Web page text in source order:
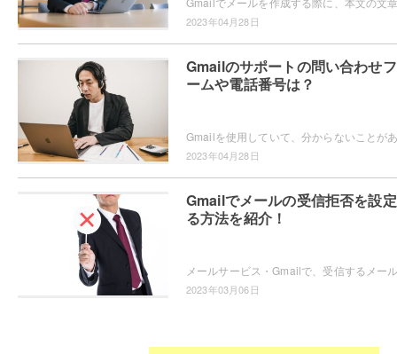
2023年04月28日
Gmailのサポートの問い合わせ
ームや電話番号は？
2023年04月28日
Gmailでメールの受信拒否を設
る方法を紹介！
2023年03月06日